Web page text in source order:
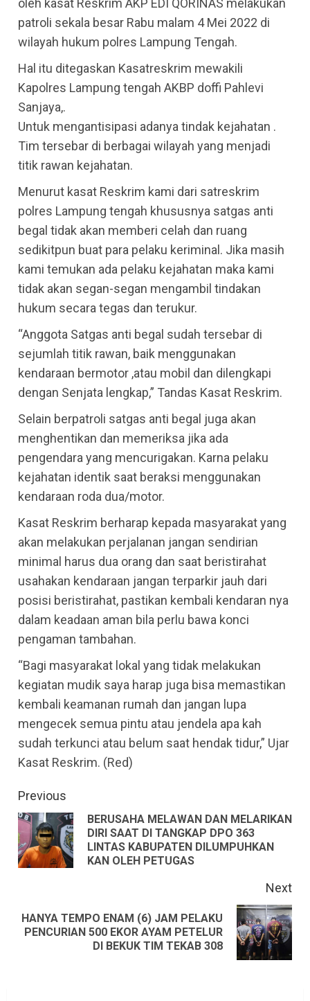
oleh kasat Reskrim AKP EDI QORINAS melakukan
patroli sekala besar Rabu malam 4 Mei 2022 di
wilayah hukum polres Lampung Tengah.
Hal itu ditegaskan Kasatreskrim mewakili
Kapolres Lampung tengah AKBP doffi Pahlevi
Sanjaya,.
Untuk mengantisipasi adanya tindak kejahatan .
Tim tersebar di berbagai wilayah yang menjadi
titik rawan kejahatan.
Menurut kasat Reskrim kami dari satreskrim
polres Lampung tengah khususnya satgas anti
begal tidak akan memberi celah dan ruang
sedikitpun buat para pelaku keriminal. Jika masih
kami temukan ada pelaku kejahatan maka kami
tidak akan segan-segan mengambil tindakan
hukum secara tegas dan terukur.
“Anggota Satgas anti begal sudah tersebar di
sejumlah titik rawan, baik menggunakan
kendaraan bermotor ,atau mobil dan dilengkapi
dengan Senjata lengkap,” Tandas Kasat Reskrim.
Selain berpatroli satgas anti begal juga akan
menghentikan dan memeriksa jika ada
pengendara yang mencurigakan. Karna pelaku
kejahatan identik saat beraksi menggunakan
kendaraan roda dua/motor.
Kasat Reskrim berharap kepada masyarakat yang
akan melakukan perjalanan jangan sendirian
minimal harus dua orang dan saat beristirahat
usahakan kendaraan jangan terparkir jauh dari
posisi beristirahat, pastikan kembali kendaran nya
dalam keadaan aman bila perlu bawa konci
pengaman tambahan.
“Bagi masyarakat lokal yang tidak melakukan
kegiatan mudik saya harap juga bisa memastikan
kembali keamanan rumah dan jangan lupa
mengecek semua pintu atau jendela apa kah
sudah terkunci atau belum saat hendak tidur,” Ujar
Kasat Reskrim. (Red)
Continue
Reading
Previous
BERUSAHA MELAWAN DAN MELARIKAN
DIRI SAAT DI TANGKAP DPO 363
LINTAS KABUPATEN DILUMPUHKAN
KAN OLEH PETUGAS
Next
Next
HANYA TEMPO ENAM (6) JAM PELAKU
PENCURIAN 500 EKOR AYAM PETELUR
DI BEKUK TIM TEKAB 308